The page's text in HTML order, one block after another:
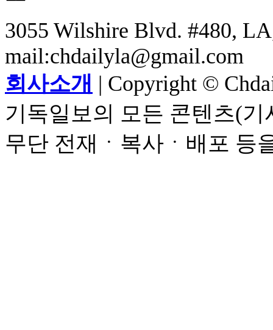
3055 Wilshire Blvd. #480,
mail:chdailyla@gmail.com
회사소개 | Copyright ©
기독일보의 모든 콘텐츠(
무단 전재ㆍ복사ㆍ배포 등